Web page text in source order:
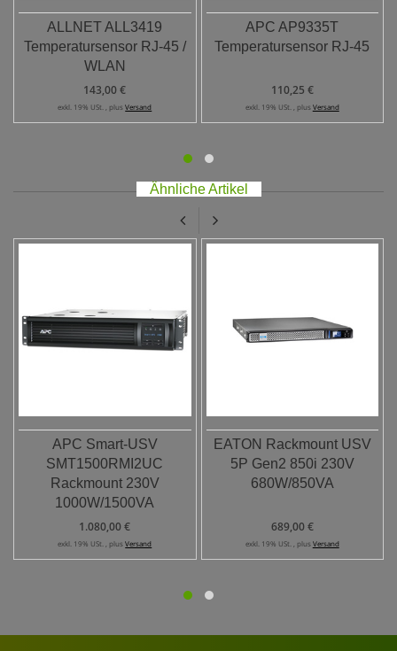
ALLNET ALL3419
Temperatursensor RJ-45 /
WLAN
143,00 €
exkl. 19% USt. , plusVersand
APC AP9335T
Temperatursensor RJ-45
110,25 €
exkl. 19% USt. , plus Versand
Ähnliche Artikel
APC Smart-USV
SMT1500RMI2UC
Rackmount 230V
1000W/1500VA
1.080,00 €
exkl. 19% USt. , plusVersand
EATON Rackmount USV
5P Gen2 850i 230V
680W/850VA
689,00 €
exkl. 19% USt. , plus Versand